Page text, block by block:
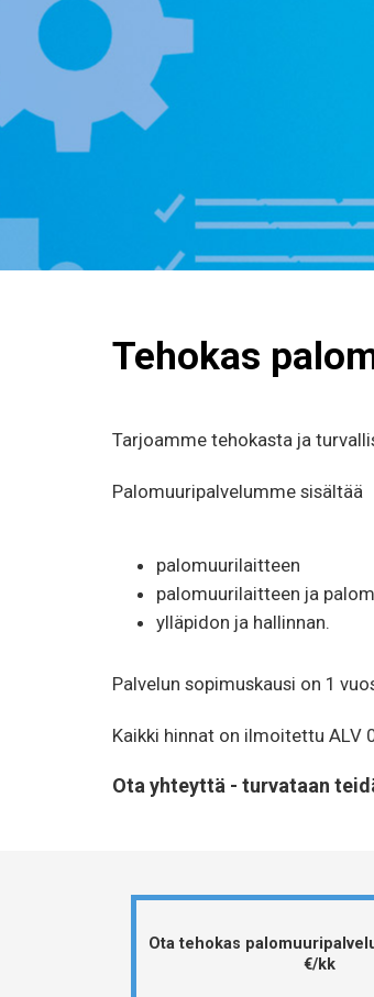
Tehokas
Tarjoamme tehokasta ja
Palomuuripalvelumme sisältää
palomuurilaitteen
palomuurilaitteen ja
ylläpidon ja hallinnan.
Palvelun sopimuskausi on 1
Kaikki hinnat on ilmoitettu ALV
Ota yhteyttä - turvataan
Ota tehokas
€/kk